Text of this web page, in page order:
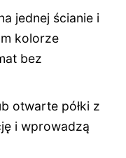
jednej ścianie i
kolorze
bez
otwarte półki z
i wprowadzą